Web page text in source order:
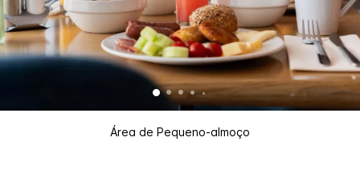
Área de Pequeno-almoço